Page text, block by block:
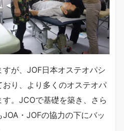
が、JOF日本オステオパシ
り、より多くのオステオパ
。JCOで基礎を築き、さら
・JOFの協力の下にバッ